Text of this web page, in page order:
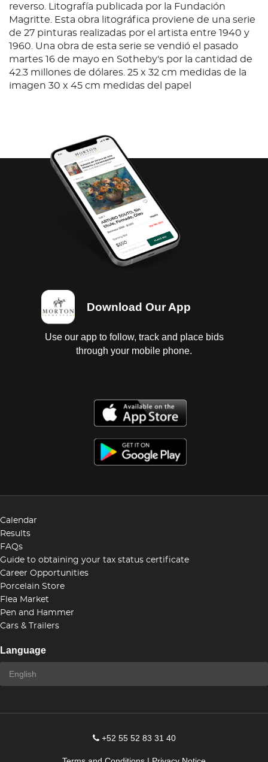
reverso. Litografía publicada por la Fundación
Magritte. Esta obra litográfica proviene de una serie
de 27 pinturas realizadas por el artista entre 1940 y
1960. Una obra de esta serie se vendió el pasado
martes 16 de mayo en Sotheby's por la cantidad de
42.3 millones de dólares. 25 x 32 cm medidas de la
imagen 30 x 45 cm medidas del papel
Download Our App
Use our app to follow, track and place bids
through your mobile phone.
Calendar
Results
FAQs
Guide to obtaining your tax status certificate
Career Opportunities
Porcelain Store
Flea Market
Pen and Hammer
Cars & Trailers
Language
+52 55 52 83 31 40